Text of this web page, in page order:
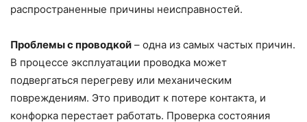
распространенные причины неисправностей.
Проблемы с проводкой – одна из самых частых причин.
В процессе эксплуатации проводка может
подвергаться перегреву или механическим
повреждениям. Это приводит к потере контакта, и
конфорка перестает работать. Проверка состояния